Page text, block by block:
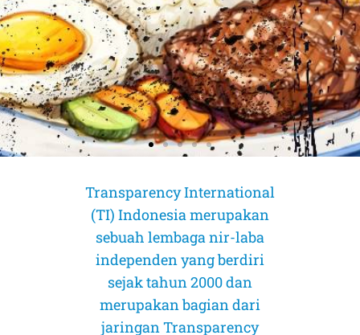
AMICUS CURIAE (Sahabat Pengadilan)
AMICUS CURIAE (Sahabat Pengadilan)
AMICUS CURIAE (Sahabat Pengadilan)
Transparency International
(TI) Indonesia merupakan
sebuah lembaga nir-laba
independen yang berdiri
sejak tahun 2000 dan
merupakan bagian dari
jaringan Transparency